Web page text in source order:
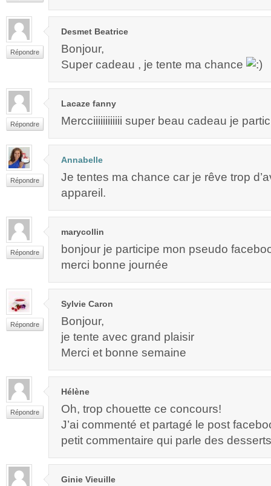
Répondre
Desmet Beatrice
Bonjour,
Super cadeau , je tente ma chance
Répondre
Lacaze fanny
Mercciiiiiiiiiiii super beau cadeau je
Répondre
Annabelle
Je tentes ma chance car je rêve trop
appareil.
Répondre
marycollin
bonjour je participe mon pseudo
merci bonne journée
Répondre
Sylvie Caron
Bonjour,
je tente avec grand plaisir
Merci et bonne semaine
Répondre
Hélène
Oh, trop chouette ce concours!
J’ai commenté et partagé le post
petit commentaire qui parle des
Ginie Vieuille